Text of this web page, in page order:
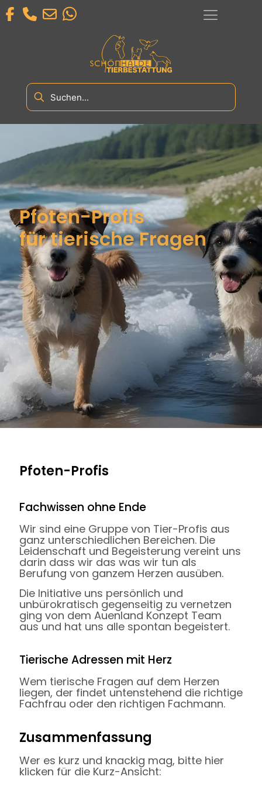
Pfoten-Profis
für tierische Fragen
Pfoten-Profis
Fachwissen ohne Ende
Wir sind eine Gruppe von Tier-Profis aus
ganz unterschiedlichen Bereichen. Die
Leidenschaft und Begeisterung vereint uns
darin dass wir das was wir tun als
Berufung von ganzem Herzen ausüben.
Die Initiative uns persönlich und
unbürokratisch gegenseitig zu vernetzen
ging von dem Auenland Konzept Team
aus und hat uns alle spontan begeistert.
Tierische Adressen mit Herz
Wem tierische Fragen auf dem Herzen
liegen, der findet untenstehend die richtige
Fachfrau oder den richtigen Fachmann.
Zusammenfassung
Wer es kurz und knackig mag, bitte hier
klicken für die Kurz-Ansicht: